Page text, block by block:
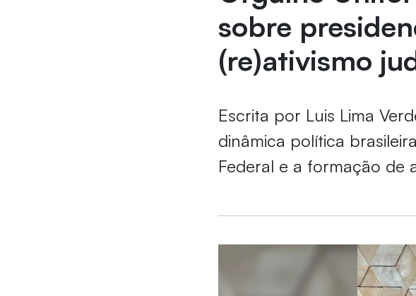
sobre
(re)ativismo
Escrita por Luis Lima
dinâmica política
Federal e a formação de